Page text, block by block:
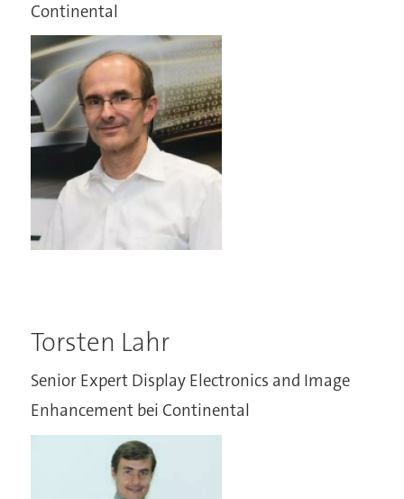
Continental
Torsten Lahr
Senior Expert Display Electronics and Image
Enhancement bei Continental